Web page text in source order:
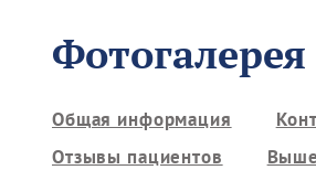
Фотогалерея
Общая информация
Отзывы пациентов